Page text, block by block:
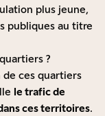
plus jeune,
publiques au titre
?
ces quartiers
le trafic de
ces territoires.